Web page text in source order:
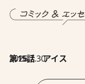
2026.7.30
第15話 アイス